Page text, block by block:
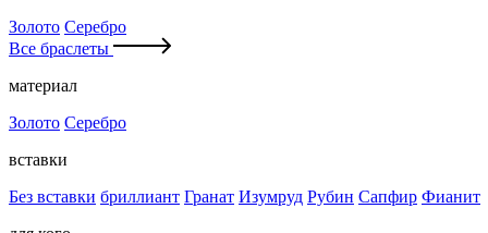
Золото Серебро
Все браслеты
материал
Золото Серебро
вставки
Без вставки бриллиант Гранат Изумруд Рубин Сапфир Фианит